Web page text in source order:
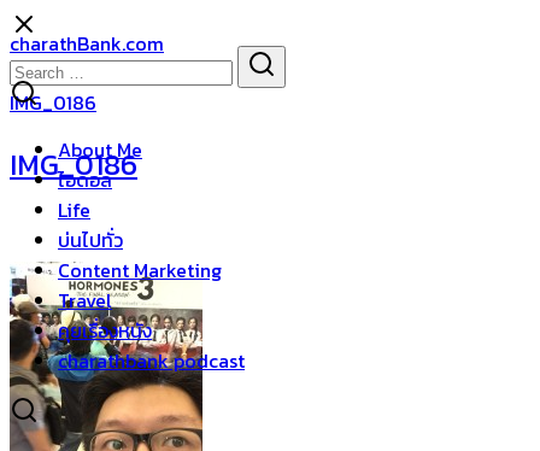
Skip
to
content
charathBank.com
About Me
ไอดอล
Life
บ่นไปทั่ว
Content Marketing
Travel
คุยเรื่องหนัง
charathbank podcast
Search
for:
IMG_0186
IMG_0186